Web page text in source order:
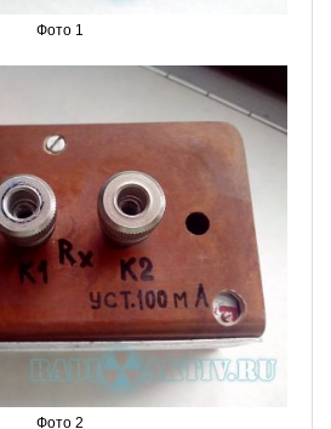
Фото 1
Фото 2